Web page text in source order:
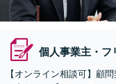
個人事業主・フ
【オンライン相談可】顧